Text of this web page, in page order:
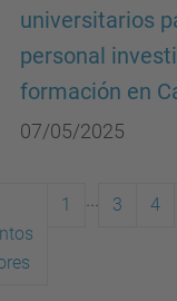
universitarios
personal
formación en
07/05/2025
1 3 4